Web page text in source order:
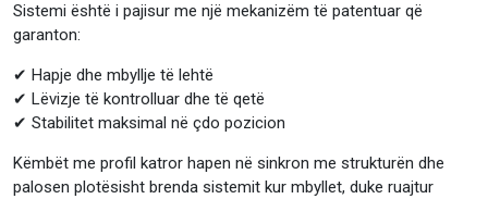
Sistemi është i pajisur me një mekanizëm të patentuar që
garanton:
✔ Hapje dhe mbyllje të lehtë
✔ Lëvizje të kontrolluar dhe të qetë
✔ Stabilitet maksimal në çdo pozicion
Këmbët me profil katror hapen në sinkron me strukturën dhe
palosen plotësisht brenda sistemit kur mbyllet, duke ruajtur